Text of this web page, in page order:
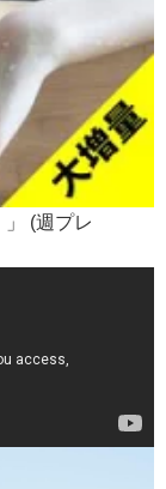
」 (週プレ